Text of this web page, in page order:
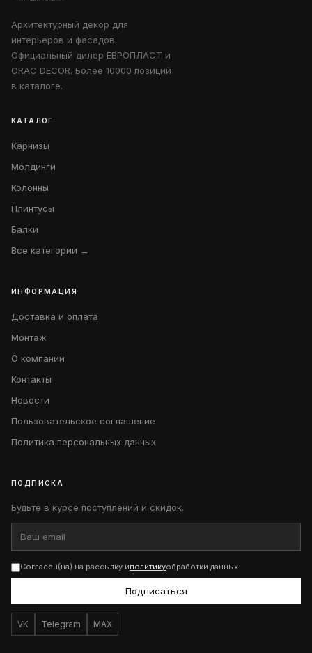
Архитектурный декор для
интерьеров и фасадов.
Официальный дилер ЕВРОПЛАСТ и
ORAC DECOR. Более 10000 позиций
в каталоге.
КАТАЛОГ
Карнизы
Молдинги
Колонны
Плинтусы
Балки
Все категории →
ИНФОРМАЦИЯ
Доставка и оплата
Монтаж
О компании
Контакты
Новости
Пользовательское соглашение
Политика персональных данных
ПОДПИСКА
Будьте в курсе поступлений и скидок.
Согласен(на) на рассылку иполитикуобработки данных
Подписаться
VK Telegram MAX